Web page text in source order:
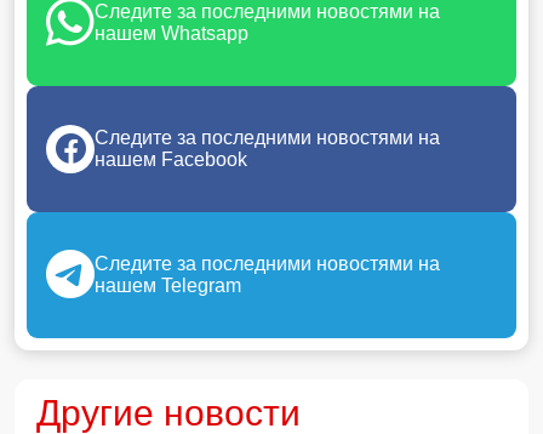
Следите за последними новостями на
нашем Whatsapp
Следите за последними новостями на
нашем Facebook
Следите за последними новостями на
нашем Telegram
Другие новости